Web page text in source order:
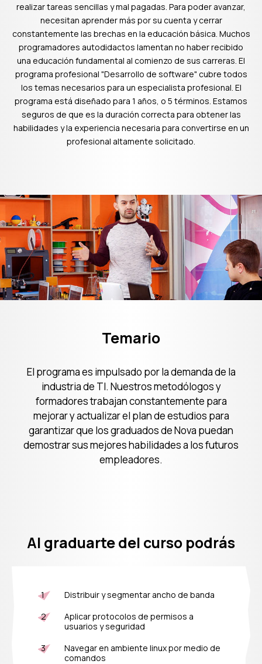
realizar tareas sencillas y mal pagadas. Para poder avanzar,
necesitan aprender más por su cuenta y cerrar
constantemente las brechas en la educación básica. Muchos
programadores autodidactos lamentan no haber recibido
una educación fundamental al comienzo de sus carreras. El
programa profesional "Desarrollo de software" cubre todos
los temas necesarios para un especialista profesional. El
programa está diseñado para 1 años, o 5 términos. Estamos
seguros de que es la duración correcta para obtener las
habilidades y la experiencia necesaria para convertirse en un
profesional altamente solicitado.
Plan de estudios
Temario
El programa es impulsado por la demanda de la
industria de TI. Nuestros metodólogos y
formadores trabajan constantemente para
mejorar y actualizar el plan de estudios para
garantizar que los graduados de Nova puedan
demostrar sus mejores habilidades a los futuros
empleadores.
Egresados
Nova
Al graduarte del curso podrás
Distribuir y segmentar ancho de banda
Aplicar protocolos de permisos a
usuarios y seguridad
Navegar en ambiente linux por medio de
comandos